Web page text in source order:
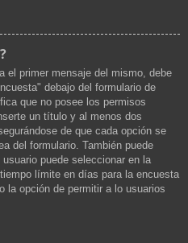
el primer mensaje del mismo, debe
debajo del formulario de
que no posee los permisos
un título y al menos dos
de que cada opción se
del formulario. También puede
puede seleccionar en la
límite en días para la encuesta
la opción de permitir a lo usuarios